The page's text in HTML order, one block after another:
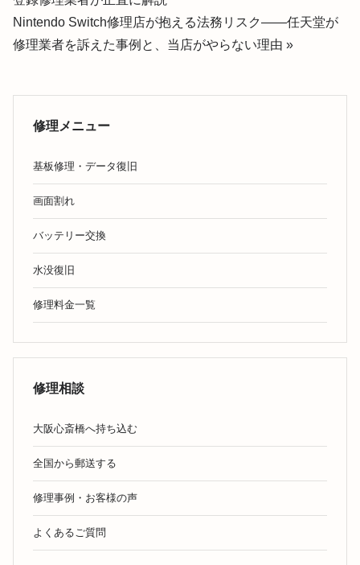
Nintendo Switch修理店が抱える法務リスク——任天堂が
修理業者を訴えた事例と、当店がやらない理由 »
修理メニュー
基板修理・データ復旧
画面割れ
バッテリー交換
水没復旧
修理料金一覧
修理相談
大阪心斎橋へ持ち込む
全国から郵送する
修理事例・お客様の声
よくあるご質問